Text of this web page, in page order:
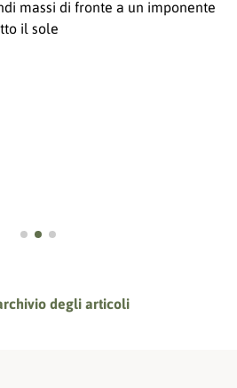
degli articoli